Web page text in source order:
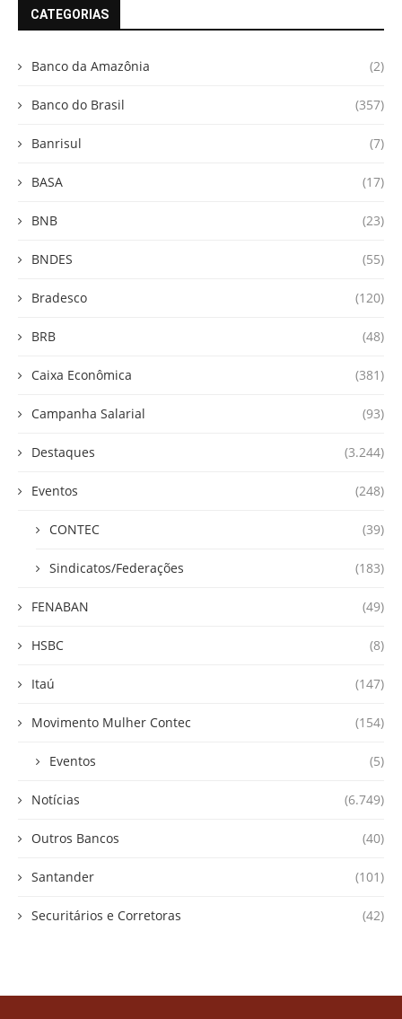
CATEGORIAS
Banco da Amazônia (2)
Banco do Brasil (357)
Banrisul (7)
BASA (17)
BNB (23)
BNDES (55)
Bradesco (120)
BRB (48)
Caixa Econômica (381)
Campanha Salarial (93)
Destaques (3.244)
Eventos (248)
CONTEC (39)
Sindicatos/Federações (183)
FENABAN (49)
HSBC (8)
Itaú (147)
Movimento Mulher Contec (154)
Eventos (5)
Notícias (6.749)
Outros Bancos (40)
Santander (101)
Securitários e Corretoras (42)